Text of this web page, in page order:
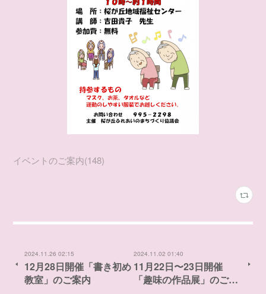
イベントのご案内(148)
2024.11.26 02:15
12月28日開催「書き初め
教室」のご案内
2024.11.02 01:40
11月22日〜23日開催
「趣味の作品展」のご…